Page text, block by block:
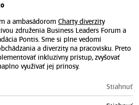
a ambasádorom Charty diverzity
združenia Business Leaders Forum a
Pontis. Sme si plne vedomí
a diverzity na pracovisku. Preto
inkluzívny prístup, zvyšovať
využívať jej prínosy.
Stiahnuť